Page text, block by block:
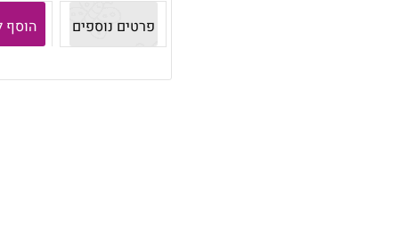
פרטים נוספים
הוסף